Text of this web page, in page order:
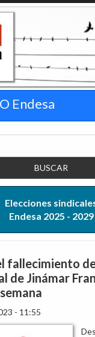
Endesa
Elecciones
Endesa 2025 - 2029
fallecimiento
de Jinámar
- 11:55